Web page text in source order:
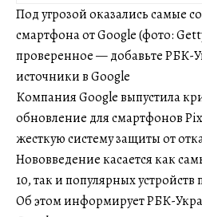
Под угрозой оказались самые
смартфона от Google (фото:
проверенное — добавьте РБК-
источники в Google
Компания Google выпустила
обновление для смартфонов
жесткую систему защиты от
Нововведение касается как
10, так и популярных
Об этом информирует РБК-